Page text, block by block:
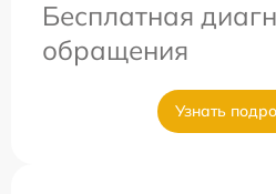
Бесплатная
обращения
Узнать